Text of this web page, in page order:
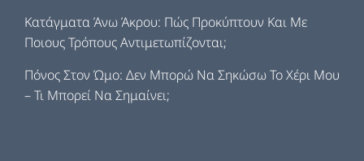
Κατάγματα Άνω Άκρου: Πώς Προκύπτουν Και Με
Ποιους Τρόπους Αντιμετωπίζονται;
Πόνος Στον Ώμο: Δεν Μπορώ Να Σηκώσω Το Χέρι Μου
– Τι Μπορεί Να Σημαίνει;